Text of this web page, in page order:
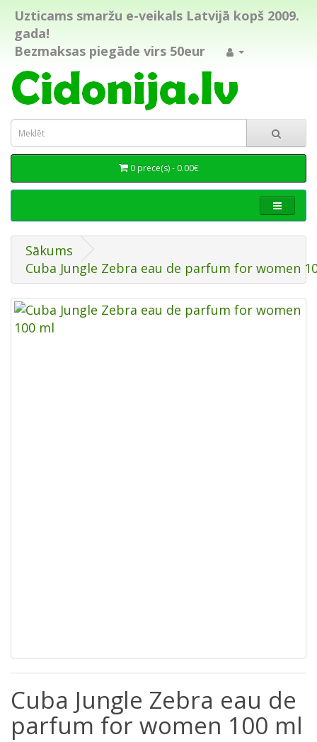
Uzticams smaržu e-veikals Latvijā kopš 2009.
gada!
Bezmaksas piegāde virs 50eur
0 prece(s) - 0.00€
Sākums
Cuba Jungle Zebra eau de parfum for women
Cuba Jungle Zebra eau de
parfum for women 100 ml